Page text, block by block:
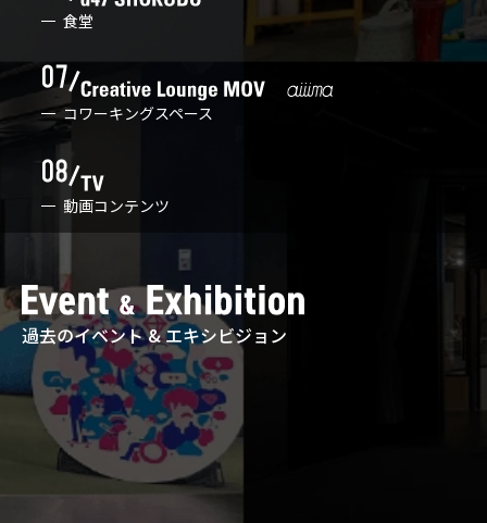
食堂
コワーキングスペース
動画コンテンツ
過去のイベント & エキシビジョン